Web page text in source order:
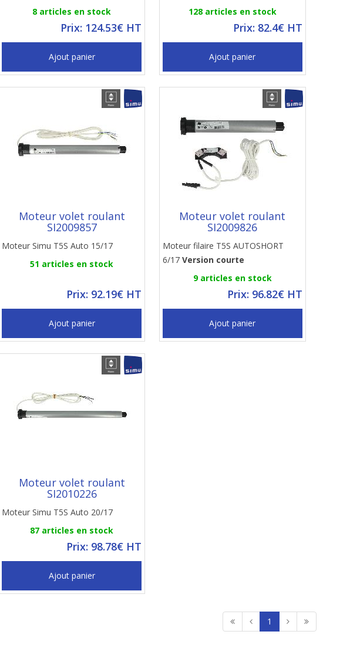
8 articles en stock
Prix: 124.53€ HT
Ajout panier
128 articles en stock
Prix: 82.4€ HT
Ajout panier
Moteur volet roulant
SI2009857
Moteur Simu T5S Auto 15/17
51 articles en stock
Prix: 92.19€ HT
Ajout panier
Moteur volet roulant
SI2009826
Moteur filaire T5S AUTOSHORT
6/17 Version courte
9 articles en stock
Prix: 96.82€ HT
Ajout panier
Moteur volet roulant
SI2010226
Moteur Simu T5S Auto 20/17
87 articles en stock
Prix: 98.78€ HT
Ajout panier
1